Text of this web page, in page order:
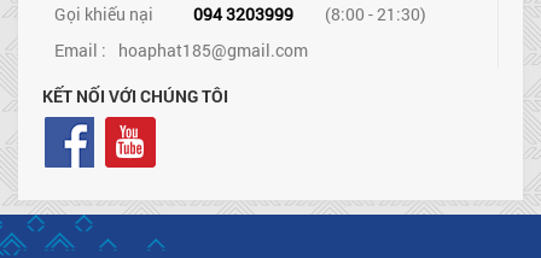
Gọi khiếu nại
094 3203999
(8:00 - 21:30)
Email : hoaphat185@gmail.com
KẾT NỐI VỚI CHÚNG TÔI